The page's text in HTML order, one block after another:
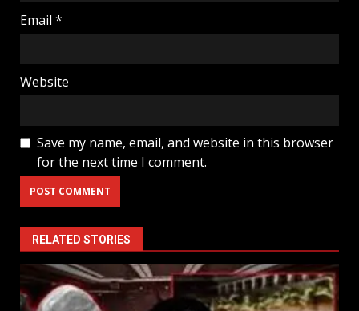
Email *
Website
Save my name, email, and website in this browser
for the next time I comment.
RELATED STORIES